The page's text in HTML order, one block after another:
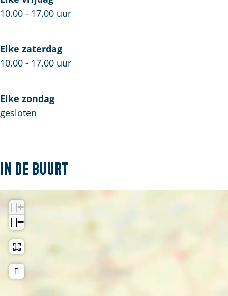
10.00 - 17.00 uur
Elke zaterdag
10.00 - 17.00 uur
Elke zondag
gesloten
In de buurt
+
−